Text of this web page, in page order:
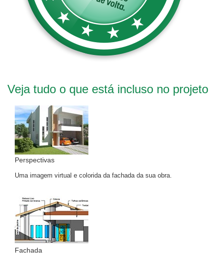
Veja tudo o que está incluso no projeto
Perspectivas
Uma imagem virtual e colorida da fachada da sua obra.
Fachada